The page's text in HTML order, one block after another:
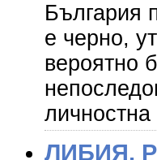
България
е черно,
вероятно
личностна
ЛИБИЯ,